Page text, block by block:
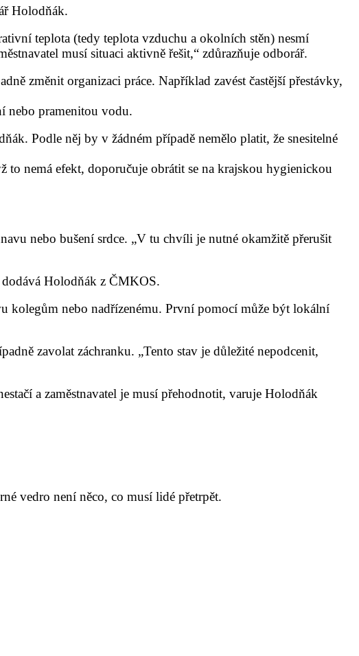
Holodňák.
teplota (tedy teplota vzduchu a okolních stěn) nesmí
musí situaci aktivně řešit,“ zdůrazňuje odborář.
změnit organizaci práce. Například zavést častější přestávky,
nebo pramenitou vodu.
Podle něj by v žádném případě nemělo platit, že snesitelné
nemá efekt, doporučuje obrátit se na krajskou hygienickou
nebo bušení srdce. „V tu chvíli je nutné okamžitě přerušit
dodává Holodňák z ČMKOS.
kolegům nebo nadřízenému. První pomocí může být lokální
zavolat záchranku. „Tento stav je důležité nepodcenit,
a zaměstnavatel je musí přehodnotit, varuje Holodňák
vedro není něco, co musí lidé přetrpět.